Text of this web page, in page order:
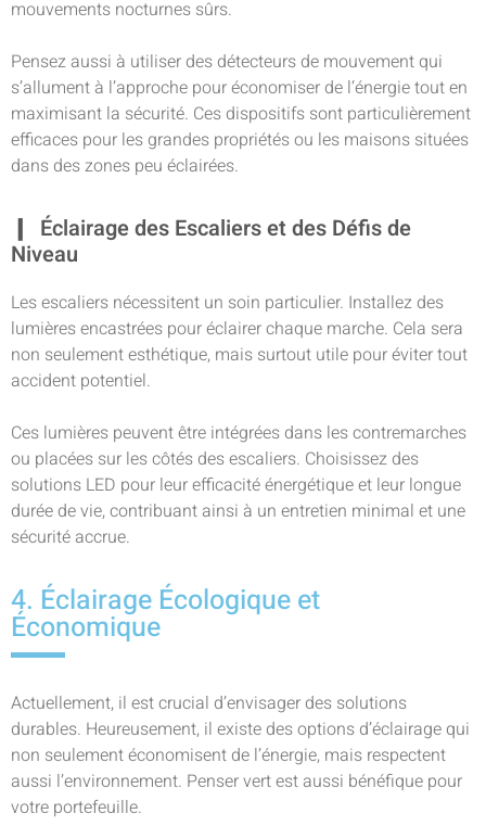
mouvements nocturnes sûrs.
Pensez aussi à utiliser des détecteurs de mouvement qui
s’allument à l’approche pour économiser de l’énergie tout en
maximisant la sécurité. Ces dispositifs sont particulièrement
efficaces pour les grandes propriétés ou les maisons situées
dans des zones peu éclairées.
Éclairage des Escaliers et des Défis de
Niveau
Les escaliers nécessitent un soin particulier. Installez des
lumières encastrées pour éclairer chaque marche. Cela sera
non seulement esthétique, mais surtout utile pour éviter tout
accident potentiel.
Ces lumières peuvent être intégrées dans les contremarches
ou placées sur les côtés des escaliers. Choisissez des
solutions LED pour leur efficacité énergétique et leur longue
durée de vie, contribuant ainsi à un entretien minimal et une
sécurité accrue.
4. Éclairage Écologique et
Économique
Actuellement, il est crucial d’envisager des solutions
durables. Heureusement, il existe des options d’éclairage qui
non seulement économisent de l’énergie, mais respectent
aussi l’environnement. Penser vert est aussi bénéfique pour
votre portefeuille.